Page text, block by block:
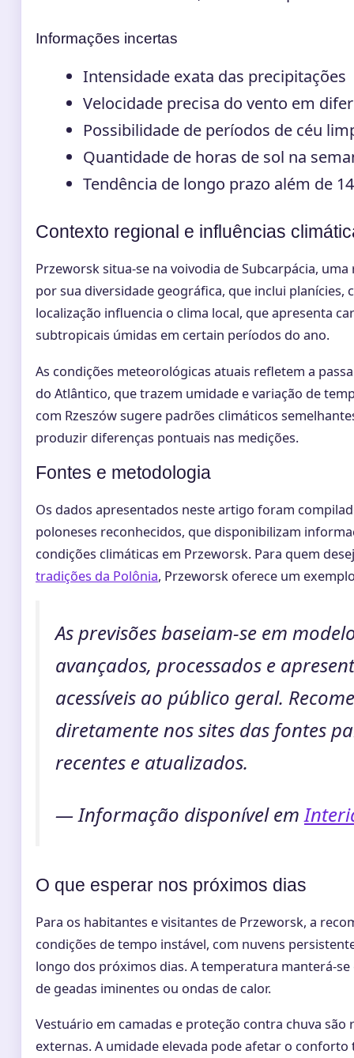
Informações incertas
Intensidade exata das precipitações
Velocidade precisa do vento em
Possibilidade de períodos de céu
Quantidade de horas de sol na
Tendência de longo prazo além de
Contexto regional e influências
Przeworsk situa-se na voivodia de Subcarpácia,
por sua diversidade geográfica, que inclui planícies,
localização influencia o clima local, que apresenta
subtropicais úmidas em certain períodos do ano.
As condições meteorológicas atuais refletem a
do Atlântico, que trazem umidade e variação de
com Rzeszów sugere padrões climáticos
produzir diferenças pontuais nas medições.
Fontes e metodologia
Os dados apresentados neste artigo foram
poloneses reconhecidos, que disponibilizam
condições climáticas em Przeworsk. Para quem
tradições da Polônia, Przeworsk oferece um
As previsões baseiam-se em
avançados, processados e
acessíveis ao público geral.
diretamente nos sites das fontes
recentes e atualizados.
— Informação disponível em
O que esperar nos próximos dias
Para os habitantes e visitantes de Przeworsk, a
condições de tempo instável, com nuvens
longo dos próximos dias. A temperatura manterá-
de geadas iminentes ou ondas de calor.
Vestuário em camadas e proteção contra chuva
externas. A umidade elevada pode afetar o